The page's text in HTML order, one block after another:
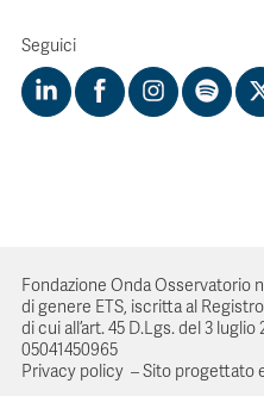
Seguici
Fondazione Onda Osservatorio
di genere ETS, iscritta al
di cui all’art. 45 D.Lgs. del 3 luglio
05041450965
Privacy policy –Sito progettato